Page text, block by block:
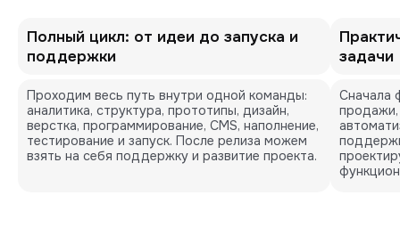
Полный цикл: от идеи до запуска и
поддержки
Проходим весь путь внутри одной команды:
аналитика, структура, прототипы, дизайн,
верстка, программирование, CMS, наполнение,
тестирование и запуск. После релиза можем
взять на себя поддержку и развитие проекта.
задачи
Сначала
продажи,